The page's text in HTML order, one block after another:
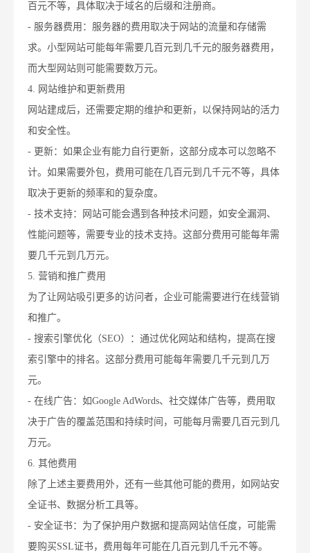
百元不等，具体取决于域名的后缀和注册商。
- 服务器费用：服务器的费用取决于网站的流量和存储需
求。小型网站可能每年需要几百元到几千元的服务器费用，
而大型网站则可能需要数万元。
4. 网站维护和更新费用
网站建成后，还需要定期的维护和更新，以保持网站的活力
和安全性。
- 更新：如果企业有能力自行更新，这部分成本可以忽略不
计。如果需要外包，费用可能在几百元到几千元不等，具体
取决于更新的频率和的复杂度。
- 技术支持：网站可能会遇到各种技术问题，如安全漏洞、
性能问题等，需要专业的技术支持。这部分费用可能每年需
要几千元到几万元。
5. 营销和推广费用
为了让网站吸引更多的访问者，企业可能需要进行在线营销
和推广。
- 搜索引擎优化（SEO）：通过优化网站和结构，提高在搜
索引擎中的排名。这部分费用可能每年需要几千元到几万
元。
- 在线广告：如Google AdWords、社交媒体广告等，费用取
决于广告的覆盖范围和持续时间，可能每月需要几百元到几
万元。
6. 其他费用
除了上述主要费用外，还有一些其他可能的费用，如网站安
全证书、数据分析工具等。
- 安全证书：为了保护用户数据和提高网站信任度，可能需
要购买SSL证书，费用每年可能在几百元到几千元不等。